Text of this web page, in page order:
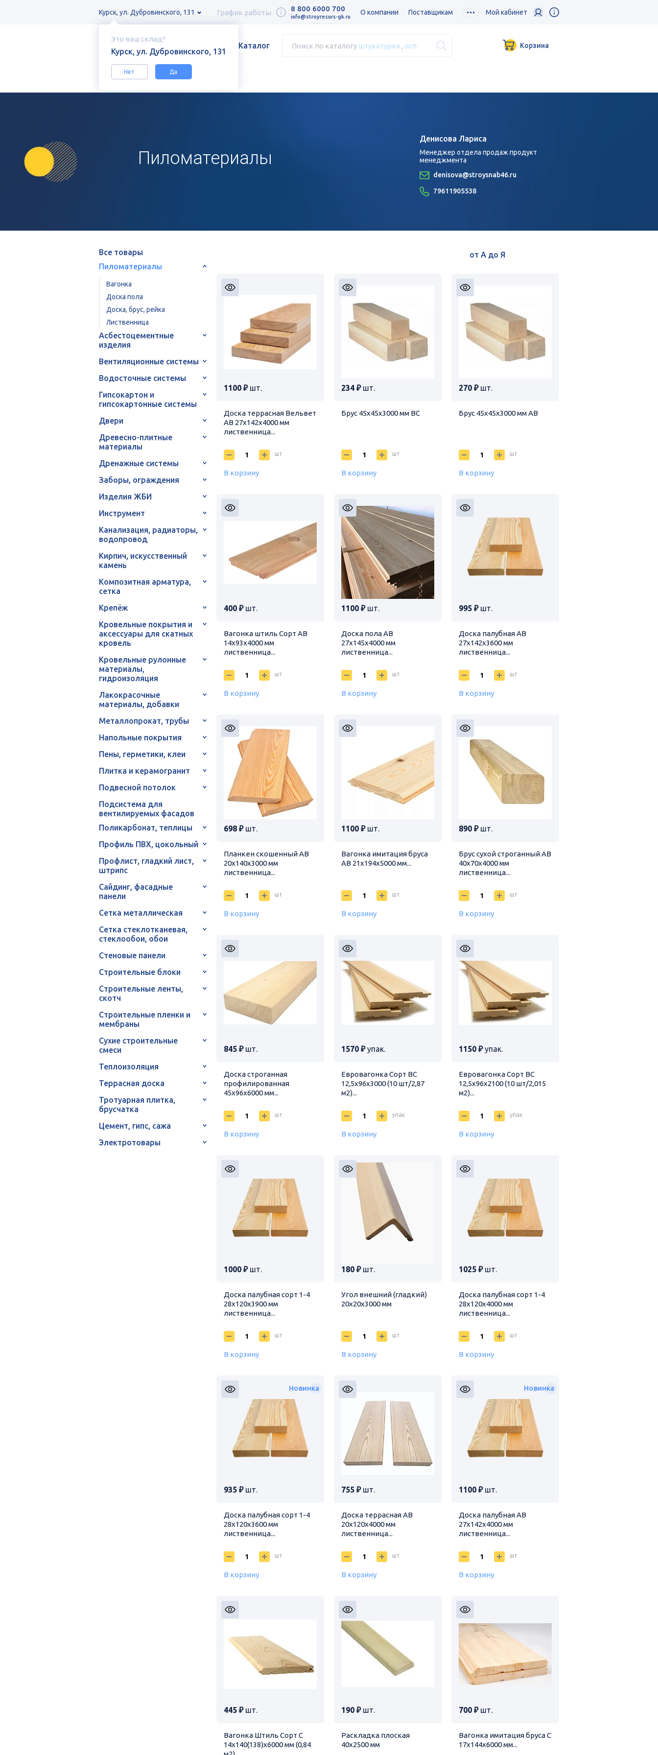
Это ваш склад?
Курск, ул. Дубровинского, 131
Нет Да
Курск, ул. Дубровинского, 131 График работы 8 800 6000 700
info@stroyresurs-gk.ru
О компании Поставщикам Мой кабинет
Каталог Поиск по каталогу штукатурка осп Корзина
Каталог Пиломатериалы
Пиломатериалы
Денисова Лариса
Менеджер отдела продаж продукт
менеджмента
denisova@stroysnab46.ru
79611905538
Все товары
Пиломатериалы
Вагонка
Доска пола
Доска, брус, рейка
Лиственница
Асбестоцементные
изделия
Вентиляционные системы
Водосточные системы
Гипсокартон и
гипсокартонные системы
Двери
Древесно-плитные
материалы
Дренажные системы
Заборы, ограждения
Изделия ЖБИ
Инструмент
Канализация, радиаторы,
водопровод
Кирпич, искусственный
камень
Композитная арматура,
сетка
Крепёж
Кровельные покрытия и
аксессуары для скатных
кровель
Кровельные рулонные
материалы,
гидроизоляция
Лакокрасочные
материалы, добавки
Металлопрокат, трубы
Напольные покрытия
Пены, герметики, клеи
Плитка и керамогранит
Подвесной потолок
Подсистема для
вентилируемых фасадов
Поликарбонат, теплицы
Профиль ПВХ, цокольный
Профлист, гладкий лист,
штрипс
Сайдинг, фасадные
панели
Сетка металлическая
Сетка стеклотканевая,
стеклообои, обои
Стеновые панели
Строительные блоки
Строительные ленты,
скотч
Строительные пленки и
мембраны
Сухие строительные
смеси
Теплоизоляция
Террасная доска
Тротуарная плитка,
брусчатка
Цемент, гипс, сажа
Электротовары
1100 ₽шт.
Доска террасная Вельвет
АВ 27х142х4000 мм
лиственница...
шт
В корзину
234 ₽шт.
Брус 45х45х3000 мм ВC
шт
В корзину
270 ₽шт.
Брус 45х45х3000 мм АВ
шт
В корзину
400 ₽шт.
Вагонка штиль Сорт АВ
14х93х4000 мм
лиственница...
шт
В корзину
1100 ₽шт.
Доска пола АВ
27х145х4000 мм
лиственница...
шт
В корзину
995 ₽шт.
Доска палубная АВ
27х142х3600 мм
лиственница...
шт
В корзину
698 ₽шт.
Планкен скошенный АВ
20х140х3000 мм
лиственница...
шт
В корзину
1100 ₽шт.
Вагонка имитация бруса
АВ 21х194х5000 мм...
шт
В корзину
890 ₽шт.
Брус сухой строганный АВ
40х70х4000 мм
лиственница...
шт
В корзину
845 ₽шт.
Доска строганная
профилированная
45х96х6000 мм...
шт
В корзину
1570 ₽упак.
Евровагонка Сорт ВС
12,5х96х3000 (10 шт/2,87
м2)...
упак
В корзину
1150 ₽упак.
Евровагонка Сорт ВС
12,5х96х2100 (10 шт/2,015
м2)...
упак
В корзину
1000 ₽шт.
Доска палубная сорт 1-4
28х120х3900 мм
лиственница...
шт
В корзину
180 ₽шт.
Угол внешний (гладкий)
20х20х3000 мм
шт
В корзину
1025 ₽шт.
Доска палубная сорт 1-4
28х120х4000 мм
лиственница...
шт
В корзину
935 ₽шт.
Доска палубная сорт 1-4
28х120х3600 мм
лиственница...
Новинка
шт
В корзину
755 ₽шт.
Доска террасная АВ
20х120х4000 мм
лиственница...
шт
В корзину
1100 ₽шт.
Доска палубная АВ
27х142х4000 мм
лиственница...
Новинка
шт
В корзину
445 ₽шт.
Вагонка Штиль Сорт С
14х140(138)х6000 мм (0,84
190 ₽шт.
Раскладка плоская
40х2500 мм
700 ₽шт.
Вагонка имитация бруса C
17х144х6000 мм...